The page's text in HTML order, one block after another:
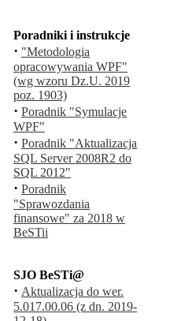
Poradniki i instrukcje
· "Metodologia
opracowywania WPF"
(wg wzoru Dz.U. 2019
poz. 1903)
· Poradnik "Symulacje
WPF"
· Poradnik "Aktualizacja
SQL Server 2008R2 do
SQL 2012"
· Poradnik
"Sprawozdania
finansowe" za 2018 w
BeSTii
SJO BeSTi@
· Aktualizacja do wer.
5.017.00.06 (z dn. 2019-